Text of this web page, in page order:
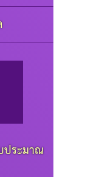
ประมาณ